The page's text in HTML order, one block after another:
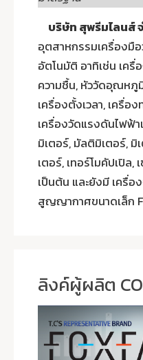
บริษัท สุพรีมไลนส์
อุตสาหกรรมเครื่องมื
อัตโนมัติ อาทิเช่น เค
ความชื้น, หัววัดอุณหภู
เครื่องตั้งเวลา, เครื่อ
เครื่องวัดแรงดันไฟฟ้
มิเตอร์, มัลติมิเตอร์, มิ
เตอร์, เทอร์โมคัปเปิล
เป็นต้น และยังมี เครื่
สูญญากาศขนาดเล็ก
ลิงค์ผู้ผลิต